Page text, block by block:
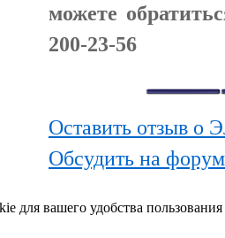
можете
200-23-56
Оставить отзыв о
Обсудить на
для вашего удобства